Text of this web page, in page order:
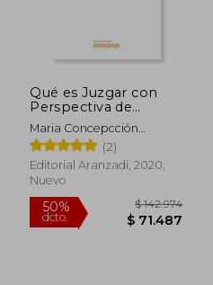
Qué es Juzgar con
Perspectiva de
Género?
Maria Concepcción
Gimeno Presa(2)
Editorial Aranzadi, 2020,
Nuevo